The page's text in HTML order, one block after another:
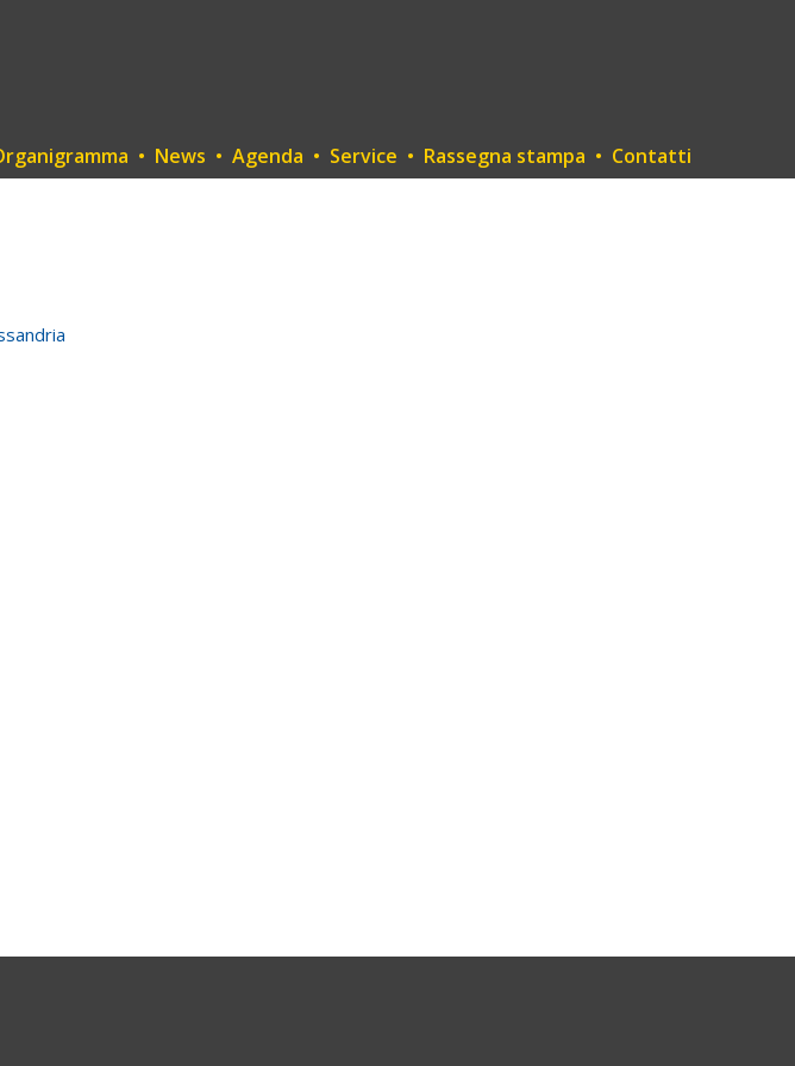
• News • Agenda • Service • Rassegna stampa • Contatti